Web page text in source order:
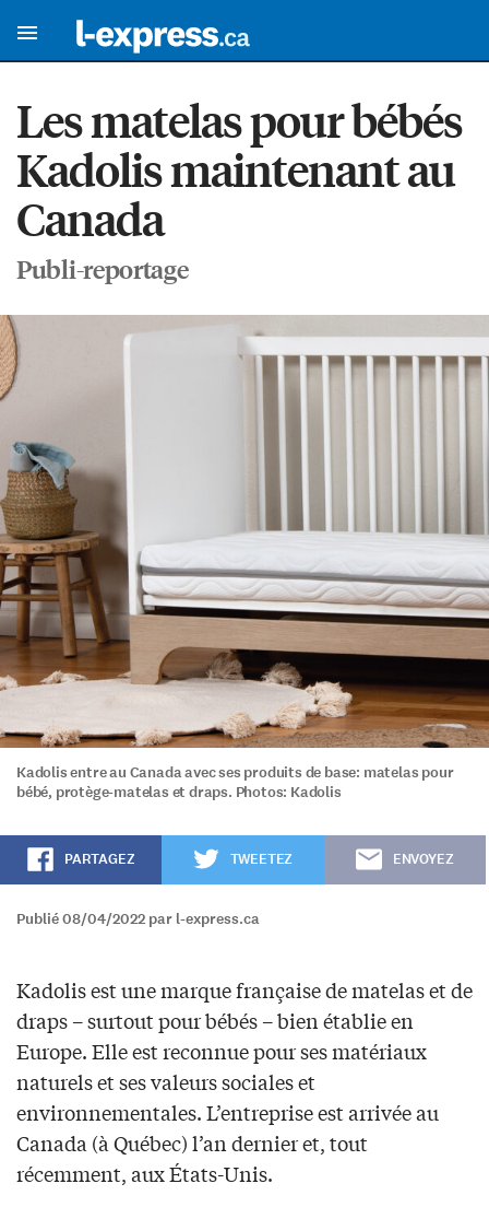
Les matelas pour bébés
Kadolis maintenant au
Canada
Publi-reportage
Kadolis entre au Canada avec ses produits de base: matelas pour
bébé, protège-matelas et draps. Photos: Kadolis
PARTAGEZ TWEETEZ ENVOYEZ
Publié 08/04/2022 par l-express.ca
Kadolis est une marque française de matelas et de
draps – surtout pour bébés – bien établie en
Europe. Elle est reconnue pour ses matériaux
naturels et ses valeurs sociales et
environnementales. L’entreprise est arrivée au
Canada (à Québec) l’an dernier et, tout
récemment, aux États-Unis.